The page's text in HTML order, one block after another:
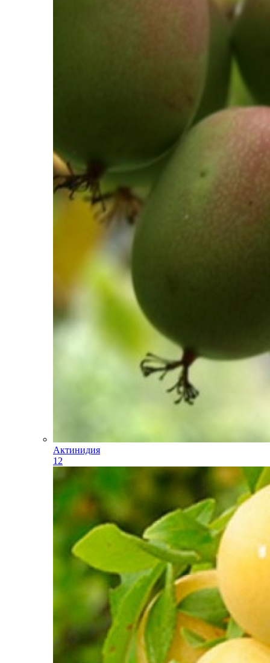
Актинидия
12